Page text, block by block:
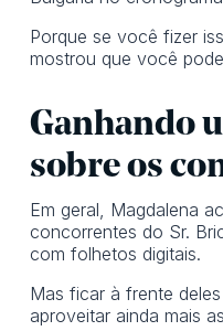
Porque se você fizer
mostrou que você
Ganhando
sobre os
Em geral, Magdalena
concorrentes do Sr.
com folhetos digitais.
Mas ficar à frente
aproveitar ainda mais